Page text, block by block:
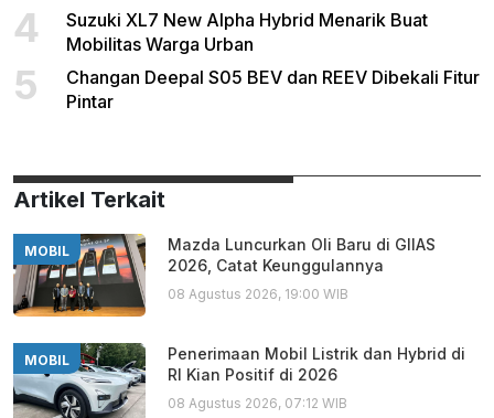
4
Suzuki XL7 New Alpha Hybrid Menarik Buat
Mobilitas Warga Urban
5
Changan Deepal S05 BEV dan REEV Dibekali Fitur
Pintar
Artikel Terkait
MOBIL
Mazda Luncurkan Oli Baru di GIIAS
2026, Catat Keunggulannya
08 Agustus 2026, 19:00 WIB
MOBIL
Penerimaan Mobil Listrik dan Hybrid di
RI Kian Positif di 2026
08 Agustus 2026, 07:12 WIB